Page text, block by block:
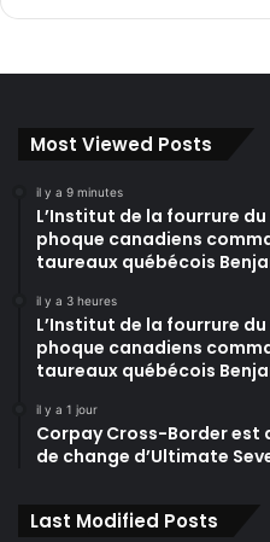
Most Viewed Posts
il y a 9 minutes
L’Institut de la fourrure
phoque canadiens
taureaux québécois
il y a 3 heures
L’Institut de la fourrure
phoque canadiens
taureaux québécois
il y a 1 jour
Corpay Cross-Border
de change d’Ultimate
Last Modified Posts